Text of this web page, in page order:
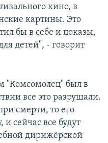
кино, в
картины. Это
бы в себе и показы,
детей", - говорит
"Комсомолец" был в
все это разрушали.
смерти, то его
сейчас все будут
дирижёрской